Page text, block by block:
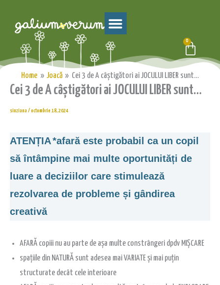
content
0
Cart
Home Joacă Cei 3 de A câștigători ai JOCULUI LIBER sunt…
Cei 3 de A câștigători ai JOCULUI LIBER sunt…
sinziana /octombrie 18, 2024
ATENȚIA*afară este probabil ca un copil
să întâmpine mai multe oportunități de
luare a deciziilor care stimulează
rezolvarea de probleme și gândirea
creativă
AFARĂ copiii nu au parte de așa multe constrângeri dpdv MIȘCARE
spațiile din NATURĂ sunt adesea mai VARIATE și mai puțin
structurate decât cele interioare